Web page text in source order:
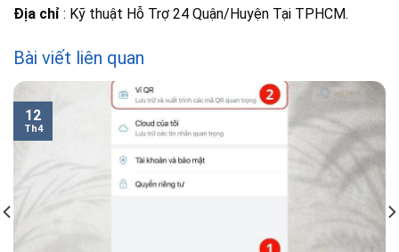
Địa chỉ : Kỹ thuật Hỗ Trợ 24 Quận/Huyện Tại TPHCM.
Bài viết liên quan
12
Th4